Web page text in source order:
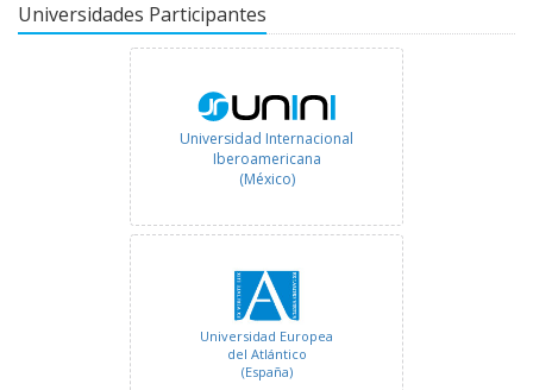
Universidades Participantes
Universidad Internacional
Iberoamericana
(México)
Universidad Europea
del Atlántico
(España)